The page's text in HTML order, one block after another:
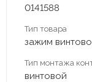
0141588
Тип товара
зажим
Тип монтажа
винтовой